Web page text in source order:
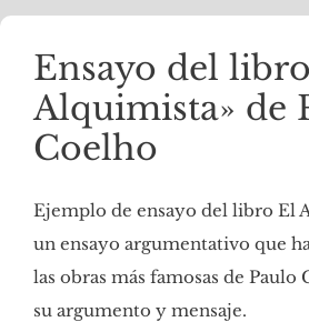
Ensayo del
Alquimista» de
Coelho
Ejemplo de ensayo del libro El
un ensayo argumentativo que
las obras más famosas de Paulo
su argumento y mensaje.